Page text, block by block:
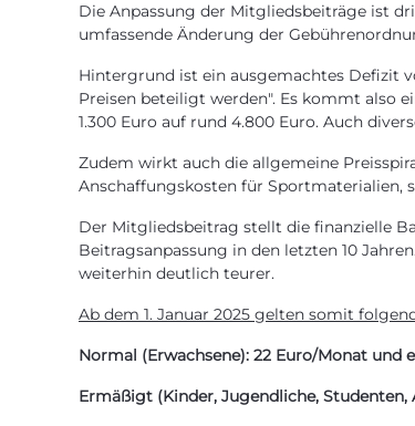
Die Anpassung der Mitgliedsbeiträge ist
umfassende Änderung der
Hintergrund ist ein ausgemachtes Defizit
Preisen beteiligt werden". Es kommt also
1.300 Euro auf rund 4.800 Euro. Auch
Zudem wirkt auch die allgemeine
Anschaffungskosten für Sportmaterialien,
Der Mitgliedsbeitrag stellt die finanzielle
Beitragsanpassung in den letzten 10
weiterhin deutlich teurer.
Ab dem 1. Januar 2025 gelten somit
Normal (Erwachsene): 22 Euro/Monat
Ermäßigt (Kinder, Jugendliche, Studenten,